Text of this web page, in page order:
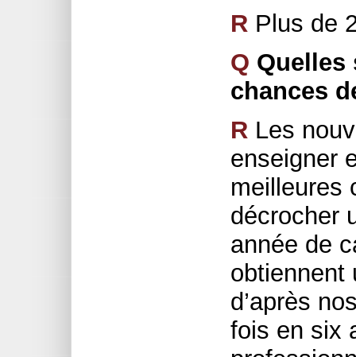
R Plus de
Q Quelles
chances
R Les
enseigner
meilleures
décrocher
année de
obtiennent
d’après
fois en six